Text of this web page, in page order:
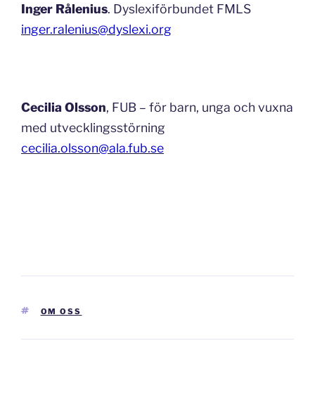
Inger Rålenius. Dyslexiförbundet FMLS
inger.ralenius@dyslexi.org
Cecilia Olsson, FUB – för barn, unga och vuxna
med utvecklingsstörning
cecilia.olsson@ala.fub.se
TAGGAR
OM OSS